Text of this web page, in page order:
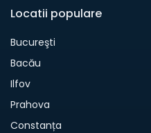
Locatii populare
Bucureşti
Bacău
Ilfov
Prahova
Constanța